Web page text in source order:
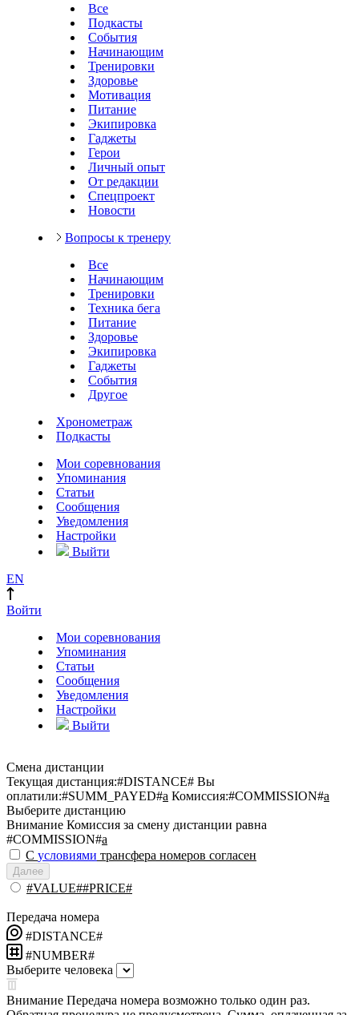
Все
Подкасты
События
Начинающим
Тренировки
Здоровье
Мотивация
Питание
Экипировка
Гаджеты
Герои
Личный опыт
От редакции
Спецпроект
Новости
Вопросы к тренеру
Все
Начинающим
Тренировки
Техника бега
Питание
Здоровье
Экипировка
Гаджеты
События
Другое
Хронометраж
Подкасты
Мои соревнования
Упоминания
Статьи
Сообщения
Уведомления
Настройки
Выйти
EN
Войти
Мои соревнования
Упоминания
Статьи
Сообщения
Уведомления
Настройки
Выйти
Смена дистанции
Текущая дистанция:#DISTANCE# Вы
оплатили:#SUMM_PAYED#a Комиссия:#COMMISSION#a
Выберите дистанцию
Внимание Комиссия за смену дистанции равна
#COMMISSION#a
С условиями трансфера номеров согласен
Далее
#VALUE##PRICE#
Передача номера
#DISTANCE#
#NUMBER#
Выберите человека
Внимание Передача номера возможно только один раз.